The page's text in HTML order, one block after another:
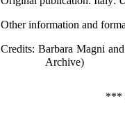
Other information and
Credits: Barbara Magni
Archive)
***